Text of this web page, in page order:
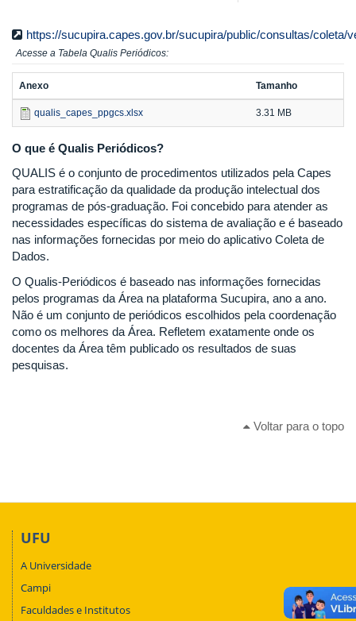
https://sucupira.capes.gov.br/sucupira/public/consultas/coleta/
Acesse a Tabela Qualis Periódicos:
Anexo Tamanho
qualis_capes_ppgcs.xlsx 3.31 MB
O que é Qualis Periódicos?
QUALIS é o conjunto de procedimentos utilizados pela Capes
para estratificação da qualidade da produção intelectual dos
programas de pós-graduação. Foi concebido para atender as
necessidades específicas do sistema de avaliação e é baseado
nas informações fornecidas por meio do aplicativo Coleta de
Dados.
O Qualis-Periódicos é baseado nas informações fornecidas
pelos programas da Área na plataforma Sucupira, ano a ano.
Não é um conjunto de periódicos escolhidos pela coordenação
como os melhores da Área. Refletem exatamente onde os
docentes da Área têm publicado os resultados de suas
pesquisas.
Voltar para o topo
UFU
A Universidade
Campi
Faculdades e Institutos